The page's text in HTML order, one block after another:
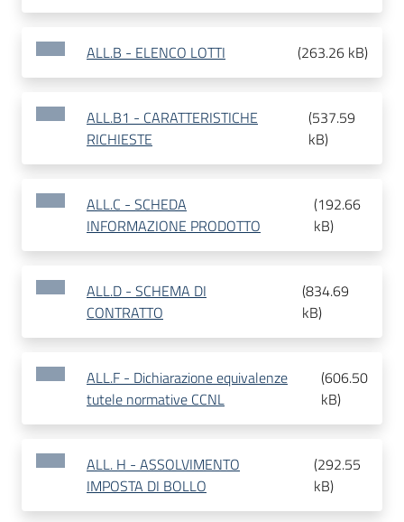
ALL.B - ELENCO LOTTI (263.26 kB)
ALL.B1 - CARATTERISTICHE
RICHIESTE
(537.59
kB)
ALL.C - SCHEDA
INFORMAZIONE PRODOTTO
(192.66
kB)
ALL.D - SCHEMA DI
CONTRATTO
(834.69
kB)
ALL.F - Dichiarazione equivalenze
tutele normative CCNL
(606.50
kB)
ALL. H - ASSOLVIMENTO
IMPOSTA DI BOLLO
(292.55
kB)